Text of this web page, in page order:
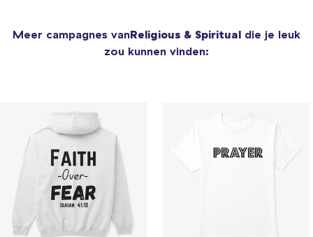
Meer campagnes vanReligious & Spiritual die je leuk
zou kunnen vinden: